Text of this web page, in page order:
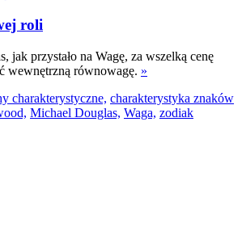
roli
jak przystało na Wagę, za wszelką cenę
wewnętrzną równowagę. »
charakterystyczne, charakterystyka znaków
Michael Douglas, Waga, zodiak